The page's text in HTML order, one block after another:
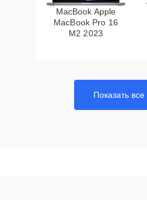
MacBook Apple
MacBook Pro 16
M2 2023
Показать